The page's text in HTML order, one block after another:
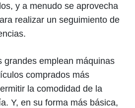
y a menudo se aprovecha
realizar un seguimiento de
grandes emplean máquinas
comprados más
la comodidad de la
Y, en su forma más básica,